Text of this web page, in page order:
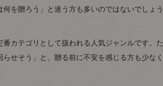
を贈ろう」と迷う方も多いのではないでしょう
カテゴリとして扱われる人気ジャンルです。
せそう」と、贈る前に不安を感じる方も少なく